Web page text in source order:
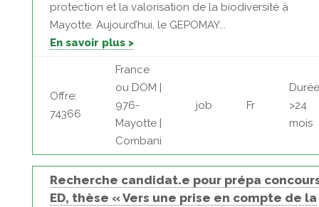
protection et la valorisation de la biodiversité à
Mayotte. Aujourd’hui, le GEPOMAY...
En savoir plus >
Offre:
74366
France
ou DOM |
976-
Mayotte |
Combani
job Fr
>24
mois
Recherche candidat.e pour prépa
ED, thèse « Vers une prise en compte de la